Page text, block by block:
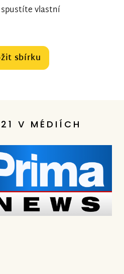
spustíte vlastní
sbírku
V MÉDIÍCH